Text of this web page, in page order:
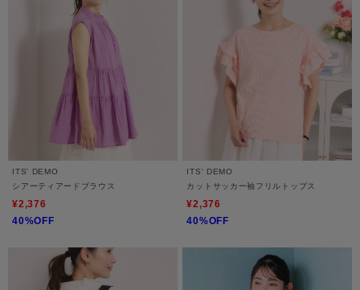
ITS' DEMO
シアーティアードブラウス
¥2,376
40%OFF
ITS' DEMO
カットサッカー袖フリルトップス
¥2,376
40%OFF